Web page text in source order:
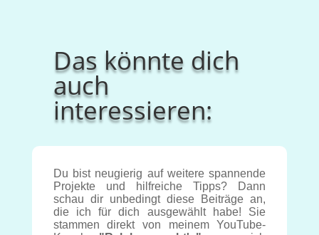
Das könnte dich
auch
interessieren:
Du bist neugierig auf weitere spannende
Projekte und hilfreiche Tipps? Dann
schau dir unbedingt diese Beiträge an,
die ich für dich ausgewählt habe! Sie
stammen direkt von meinem YouTube-